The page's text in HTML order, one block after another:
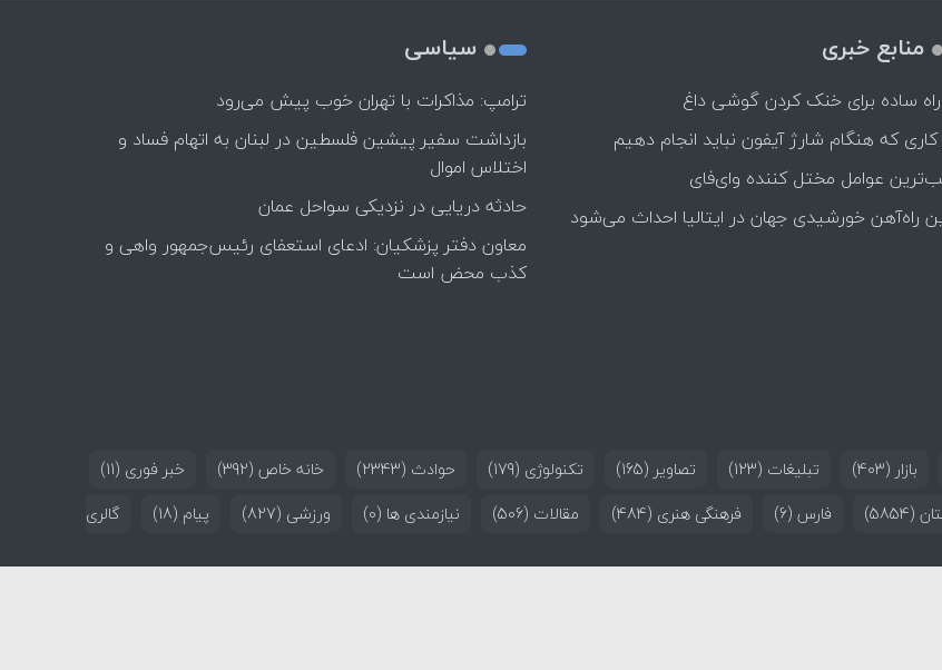
منابع خبری
ساده برای خنک کردن گوشی داغ
کاری که هنگام شارژ آیفون نباید انجام دهیم
عوامل مختل کننده وای‌فای
راه‌آهن خورشیدی جهان در ایتالیا احداث می‌شود
سیاسی
ترامپ: مذاکرات با تهران خوب پیش می‌رود
بازداشت سفیر پیشین فلسطین در لبنان به اتهام فساد و
اختلاس اموال
حادثه دریایی در نزدیکی سواحل عمان
معاون دفتر پزشکیان: ادعای استعفای رئیس‌جمهور واهی و
کذب محض است
بازار (403) تبلیغات (123) تصاویر (165) تکنولوژی (179) حوادث (2343) خانه خاص (392) خبر فوری (11)
(5854) فارس (6) فرهنگی هنری (484) مقالات (506) نیازمندی ها (0) ورزشی (827) پیام (18)
گالری